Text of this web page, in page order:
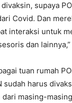
supaya
Covid. Dan
interaksi untuk
dan
tuan rumah
sudah harus
dari masing-